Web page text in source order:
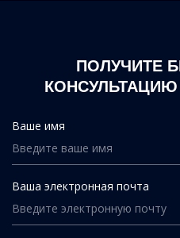
ПОЛУЧИТЕ
Ваше имя
Ваша электронная почта